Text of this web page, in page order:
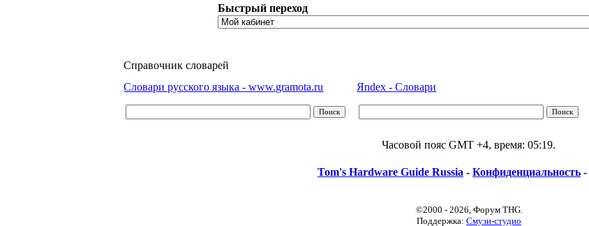
Быстрый переход
Справочник словарей
Словари русского языка - www.gramota.ru
Яndex - Словари
Часовой пояс GMT +4, время:05:19.
Tom's Hardware Guide Russia - Конфиденциальность -
©2000 - 2026, Форум THG.
Поддержка: Смузи-студио